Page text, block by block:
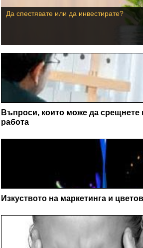
Да спестявате или да инвестирате?
Въпроси, които може да срещнете
работа
Изкуството на маркетинга и